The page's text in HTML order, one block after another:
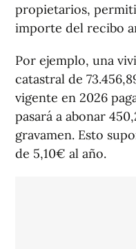
propietarios,
importe del recibo
Por ejemplo, una
catastral de
vigente en 2026
pasará a abonar
gravamen. Esto
de 5,10€ al año.